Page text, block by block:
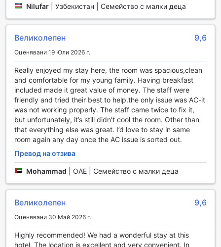
Независимо дали предпочитате да плувате, да се
Suites Mall Avenue Dubai е идеалното място за активна
почивка.
Удобства за комфорт и удобство в Novotel Suites Mall
Avenue Dubai
Novotel Suites Mall Avenue Dubai предлага на своите
гости впечатляващ набор от удобства, които гарантират
комфорт и безпроблемен престой. С 24-часова рум-
сервис услуга, можете да се насладите на вкусни
ястия и напитки по всяко време на деня или нощта, без
да напускате стаята си. Допълнително, хотелът
предлага пране, химическо чистене и услуги за
гладене, които ще ви помогнат да поддържате дрехите
си свежи и чисти по време на вашето пътуване. За
вашето спокойствие, на разположение са и сейфове за
ценности, а също и услуги на консиерж, които са готови
да ви помогнат с всякакви запитвания или нужди,
свързани с престоя ви.
стаите и публичните зони, което ви позволява да
останете свързани с близките си или да планирате
следващите си приключения в Дубай. За пушачите е
Nilufar Узбекистан | Семейство с малки деца
Великолепен 9,6
Оценявани 19 Юли 2026 г.
Really enjoyed my stay here, the room was spacious,clean
and comfortable for my young family. Having breakfast
included made it great value of money. The staff were
friendly and tried their best to help.the only issue was AC-it
was not working properly. The staff came twice to fix it,
but unfortunately, it’s still didn’t cool the room. Other than
that everything else was great. I’d love to stay in same
room again any day once the AC issue is sorted out.
Превод на отзива
Mohammad ОАЕ | Семейство с малки деца
Великолепен 9,6
Оценявани 30 Май 2026 г.
Highly recommended! We had a wonderful stay at this
hotel. The location is excellent and very convenient. In